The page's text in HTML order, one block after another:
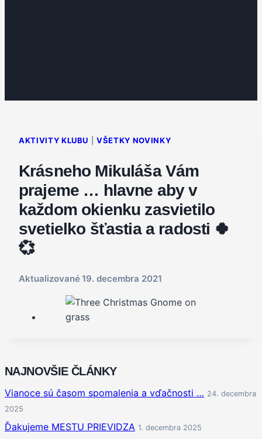
AKTIVITY KLUBU |VŠETKY NOVINKY
Krásneho Mikuláša Vám
prajeme … hlavne aby v
každom okienku zasvietilo
svetielko šťastia a radosti 🍀
💞
Aktualizované19. decembra 2021
NAJNOVŠIE ČLÁNKY
Vianoce sú časom spomalenia a vďačnosti … 24. decembra
2025
Ďakujeme MESTU PRIEVIDZA 1. decembra 2025